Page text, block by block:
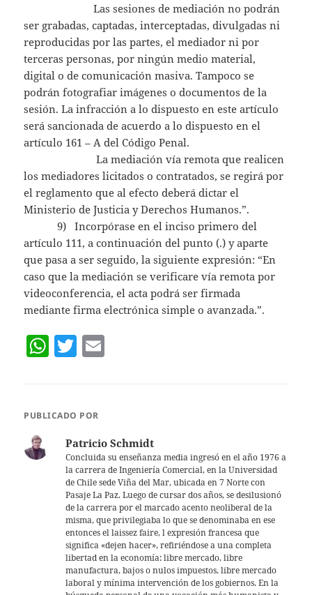
Las sesiones de mediación no podrán
ser grabadas, captadas, interceptadas, divulgadas ni
reproducidas por las partes, el mediador ni por
terceras personas, por ningún medio material,
digital o de comunicación masiva. Tampoco se
podrán fotografiar imágenes o documentos de la
sesión. La infracción a lo dispuesto en este artículo
será sancionada de acuerdo a lo dispuesto en el
artículo 161 – A del Código Penal.
La mediación vía remota que realicen
los mediadores licitados o contratados, se regirá por
el reglamento que al efecto deberá dictar el
Ministerio de Justicia y Derechos Humanos.”.
9) Incorpórase en el inciso primero del
artículo 111, a continuación del punto (.) y aparte
que pasa a ser seguido, la siguiente expresión: “En
caso que la mediación se verificare vía remota por
videoconferencia, el acta podrá ser firmada
mediante firma electrónica simple o avanzada.”.
W
s
T
er
PUBLICADO POR
Patricio Schmidt
Concluida su enseñanza media ingresó en el año 1976 a
la carrera de Ingeniería Comercial, en la Universidad
de Chile sede Viña del Mar, ubicada en 7 Norte con
Pasaje La Paz. Luego de cursar dos años, se desilusionó
de la carrera por el marcado acento neoliberal de la
misma, que privilegiaba lo que se denominaba en ese
entonces el laissez faire, l expresión francesa que
significa «dejen hacer», refiriéndose a una completa
libertad en la economía: libre mercado, libre
manufactura, bajos o nulos impuestos, libre mercado
laboral y mínima intervención de los gobiernos. En la